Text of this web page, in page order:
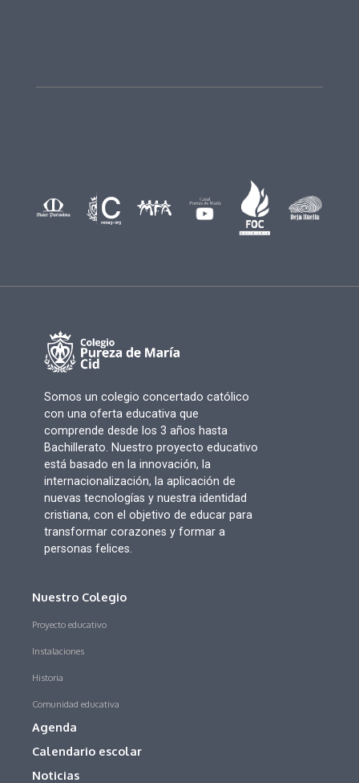
Somos un colegio concertado católico
con una oferta educativa que
comprende desde los 3 años hasta
Bachillerato. Nuestro proyecto educativo
está basado en la innovación, la
internacionalización, la aplicación de
nuevas tecnologías y nuestra identidad
cristiana, con el objetivo de educar para
transformar corazones y formar a
personas felices.
Nuestro Colegio
Proyecto educativo
Instalaciones
Historia
Comunidad educativa
Agenda
Calendario escolar
Noticias